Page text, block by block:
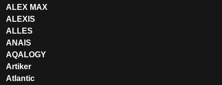
ALEX MAX
ALEXIS
ALLES
ANAIS
AQALOGY
Artiker
Atlantic